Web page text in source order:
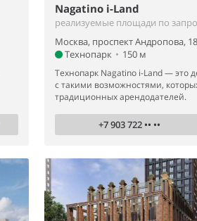
Nagatino i-Land
реализуемые площади по
Москва, проспект Андропова,
Технопарк • 150 м
Технопарк Nagatino i-Land — это
с такими возможностями,
традиционных арендодателей.
+7 903 722 •• ••